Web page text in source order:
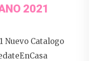
2021
Nuevo Catalogo